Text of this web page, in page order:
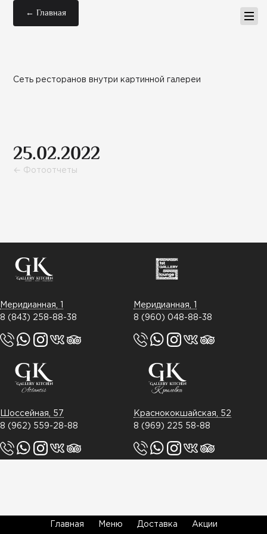
← Главная
Главная Меню Доставка Акции
Сеть ресторанов внутри картинной галереи
25.02.2022
← Фотоотчеты
Меридианная, 1
8 (843) 258-88-38
Меридианная, 1
8 (960) 048-88-38
Шоссейная, 57
8 (962) 559-28-88
Краснококшайская, 52
8 (969) 225 58-88